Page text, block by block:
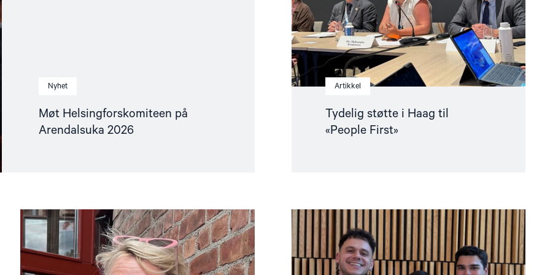
Nyhet
Møt Helsingforskomiteen på
Arendalsuka 2026
Artikkel
Tydelig støtte i Haag til
«People First»
Read
article
"Fortsatt
er
ingen
fri
article
tildelt
Kim
Friele-